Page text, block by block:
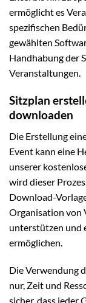
ermöglicht es
spezifischen
gewählten
Handhabung der
Veranstaltungen.
Sitzplan
downloaden
Die Erstellung
Event kann eine
unserer
wird dieser
Download-
Organisation von
unterstützen und
ermöglichen.
Die Verwendung
nur, Zeit und
sicher, dass jeder